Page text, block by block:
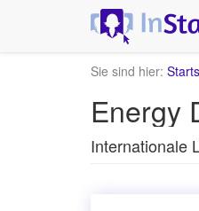
Sie sind hier:
Energy
Internationale